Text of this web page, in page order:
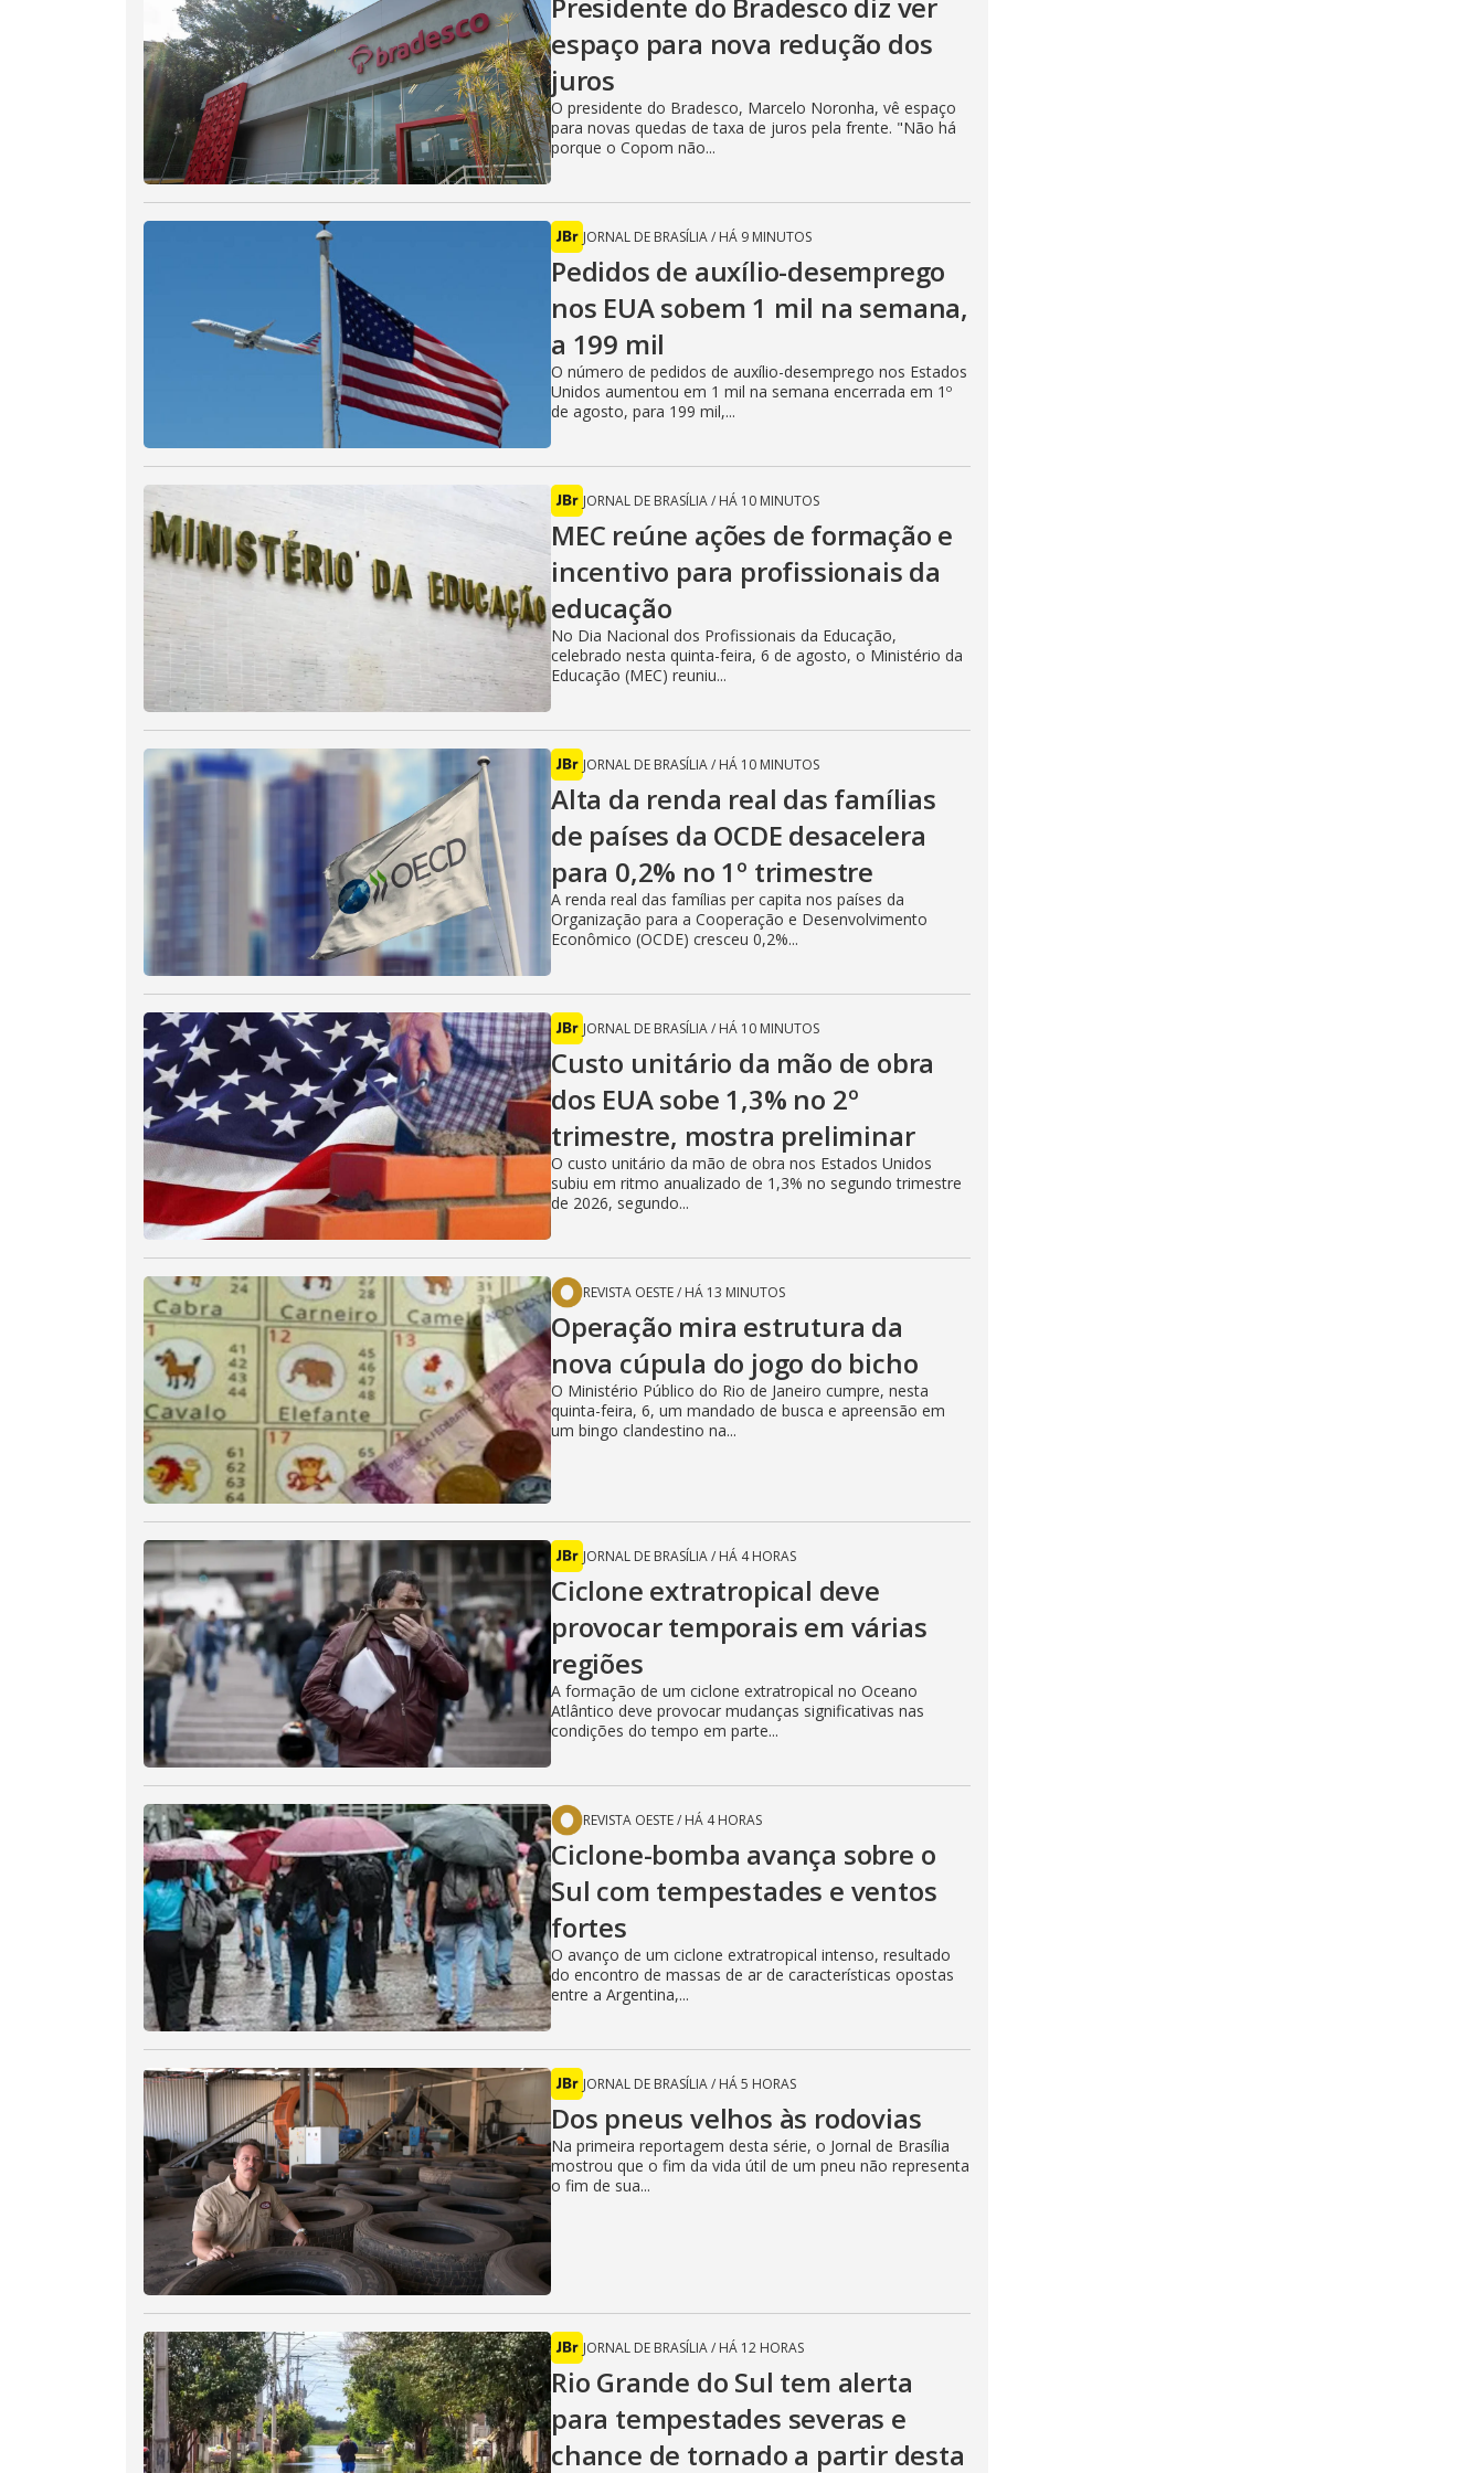
i
d
e
o
espaço para nova redução dos
juros
O presidente do Bradesco, Marcelo Noronha, vê espaço
para novas quedas de taxa de juros pela frente. "Não há
porque o Copom não...
JORNAL DE BRASÍLIA/ HÁ 9 MINUTOS
Pedidos de auxílio-desemprego
nos EUA sobem 1 mil na semana,
a 199 mil
O número de pedidos de auxílio-desemprego nos Estados
Unidos aumentou em 1 mil na semana encerrada em 1º
de agosto, para 199 mil,...
JORNAL DE BRASÍLIA/ HÁ 10 MINUTOS
MEC reúne ações de formação e
incentivo para profissionais da
educação
No Dia Nacional dos Profissionais da Educação,
celebrado nesta quinta-feira, 6 de agosto, o Ministério da
Educação (MEC) reuniu...
JORNAL DE BRASÍLIA/ HÁ 10 MINUTOS
Alta da renda real das famílias
de países da OCDE desacelera
para 0,2% no 1º trimestre
A renda real das famílias per capita nos países da
Organização para a Cooperação e Desenvolvimento
Econômico (OCDE) cresceu 0,2%...
JORNAL DE BRASÍLIA/ HÁ 10 MINUTOS
Custo unitário da mão de obra
dos EUA sobe 1,3% no 2º
trimestre, mostra preliminar
O custo unitário da mão de obra nos Estados Unidos
subiu em ritmo anualizado de 1,3% no segundo trimestre
de 2026, segundo...
REVISTA OESTE/ HÁ 13 MINUTOS
Operação mira estrutura da
nova cúpula do jogo do bicho
O Ministério Público do Rio de Janeiro cumpre, nesta
quinta-feira, 6, um mandado de busca e apreensão em
um bingo clandestino na...
JORNAL DE BRASÍLIA/ HÁ 4 HORAS
Ciclone extratropical deve
provocar temporais em várias
regiões
A formação de um ciclone extratropical no Oceano
Atlântico deve provocar mudanças significativas nas
condições do tempo em parte...
REVISTA OESTE/ HÁ 4 HORAS
Ciclone-bomba avança sobre o
Sul com tempestades e ventos
fortes
O avanço de um ciclone extratropical intenso, resultado
do encontro de massas de ar de características opostas
entre a Argentina,...
JORNAL DE BRASÍLIA/ HÁ 5 HORAS
Dos pneus velhos às rodovias
Na primeira reportagem desta série, o Jornal de Brasília
mostrou que o fim da vida útil de um pneu não representa
o fim de sua...
JORNAL DE BRASÍLIA/ HÁ 12 HORAS
Rio Grande do Sul tem alerta
para tempestades severas e
chance de tornado a partir desta